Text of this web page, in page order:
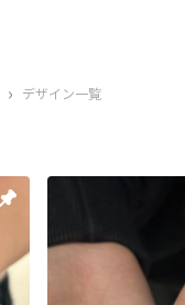
› デザイン一覧